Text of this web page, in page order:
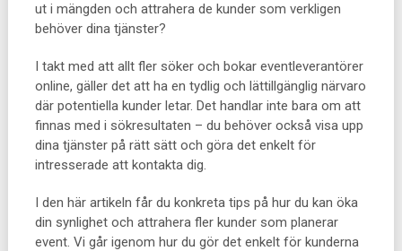
ut i mängden och attrahera de kunder som verkligen
behöver dina tjänster?
I takt med att allt fler söker och bokar eventleverantörer
online, gäller det att ha en tydlig och lättillgänglig närvaro
där potentiella kunder letar. Det handlar inte bara om att
finnas med i sökresultaten – du behöver också visa upp
dina tjänster på rätt sätt och göra det enkelt för
intresserade att kontakta dig.
I den här artikeln får du konkreta tips på hur du kan öka
din synlighet och attrahera fler kunder som planerar
event. Vi går igenom hur du gör det enkelt för kunderna